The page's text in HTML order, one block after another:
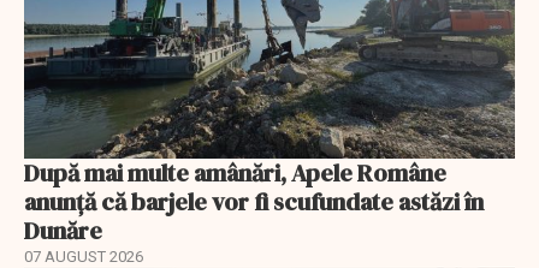
După mai multe amânări, Apele Române
anunță că barjele vor fi scufundate astăzi în
Dunăre
07 AUGUST 2026